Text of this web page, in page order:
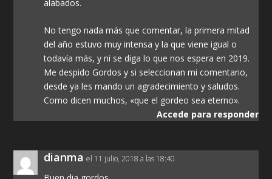
alabados.
No tengo nada más que comentar, la primera mitad
del año estuvo muy intensa y la que viene igual o
todavía más, y ni se diga lo que nos espera en 2019.
Me despido Gordos y si seleccionan mi comentario,
desde ya les mando un agradecimiento y saludos.
Como dicen muchos, «que el gordeo sea eterno».
Accede para responder
dianma el 11 julio, 2018 a las 18:40